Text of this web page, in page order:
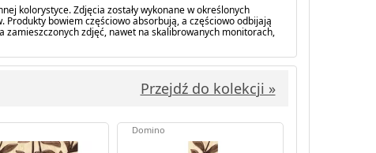
kolorystyce. Zdjęcia zostały wykonane w określonych
bowiem częściowo absorbują, a częściowo odbijają
zdjęć, nawet na skalibrowanych monitorach,
Przejdź do kolekcji »
Domino